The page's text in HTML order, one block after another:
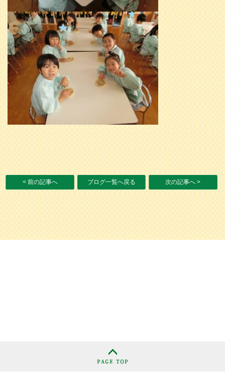
< 前の記事へ ブログ一覧へ戻る 次の記事へ >